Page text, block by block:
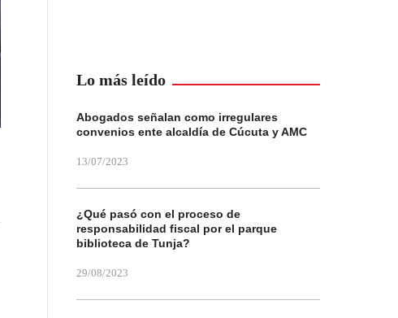
Lo más leído
Abogados señalan como irregulares
convenios ente alcaldía de Cúcuta y AMC
13/07/2023
¿Qué pasó con el proceso de
responsabilidad fiscal por el parque
biblioteca de Tunja?
29/08/2023